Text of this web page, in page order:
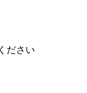
ださい